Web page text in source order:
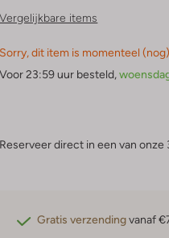
Vergelijkbare items
Sorry, dit item is momenteel
Voor 23:59 uur besteld,
Reserveer direct in een van onze
Gratis verzendingvanaf